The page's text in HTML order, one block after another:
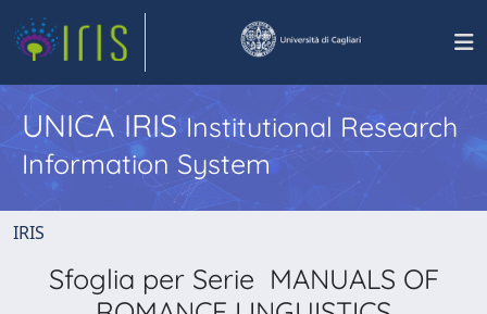
UNICA IRISInstitutional Research
Information System
IRIS
Sfoglia per Serie MANUALS OF